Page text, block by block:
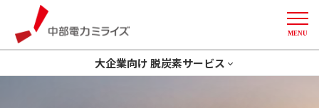
中部電力ミライズ
MENU
大企業向け 脱炭素サービス